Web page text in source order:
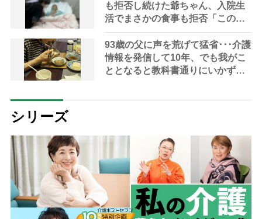
も拒否し続けた爺ちゃん、入院生
活でまさかの食事も拒否「この先
どうなる？」
93歳の父に声を荒げて猛省･･･介護
情報を発信して10年、でも我がこ
ととなると教科書通りにいかずに
シリーズ